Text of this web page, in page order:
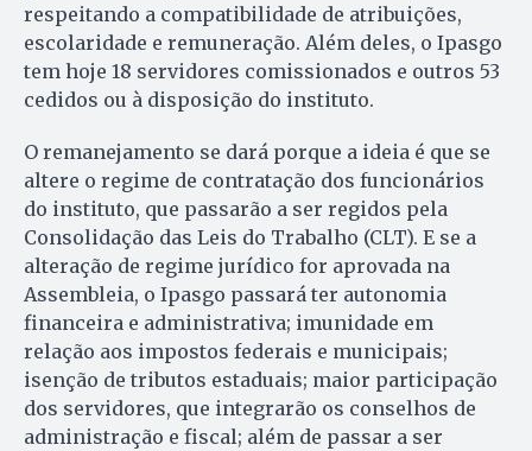
respeitando a compatibilidade de atribuições,
escolaridade e remuneração. Além deles, o Ipasgo
tem hoje 18 servidores comissionados e outros 53
cedidos ou à disposição do instituto.
O remanejamento se dará porque a ideia é que se
altere o regime de contratação dos funcionários
do instituto, que passarão a ser regidos pela
Consolidação das Leis do Trabalho (CLT). E se a
alteração de regime jurídico for aprovada na
Assembleia, o Ipasgo passará ter autonomia
financeira e administrativa; imunidade em
relação aos impostos federais e municipais;
isenção de tributos estaduais; maior participação
dos servidores, que integrarão os conselhos de
administração e fiscal; além de passar a ser